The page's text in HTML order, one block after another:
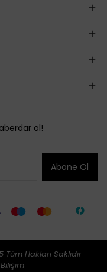
ol!
Abone Ol
Hakları Saklıdır -